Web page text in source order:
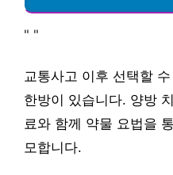
" "
교통사고 이후 선택할
한방이 있습니다. 양방
료와 함께 약물 요법을
모합니다.